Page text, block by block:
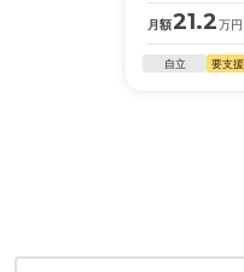
月額21.2万円
自立 要支